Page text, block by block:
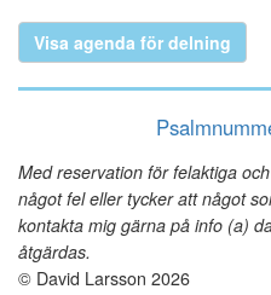
Visa agenda för delning
Med reservation för felaktiga
något fel eller tycker att något
kontakta mig gärna på info (a)
åtgärdas.
© David Larsson 2026